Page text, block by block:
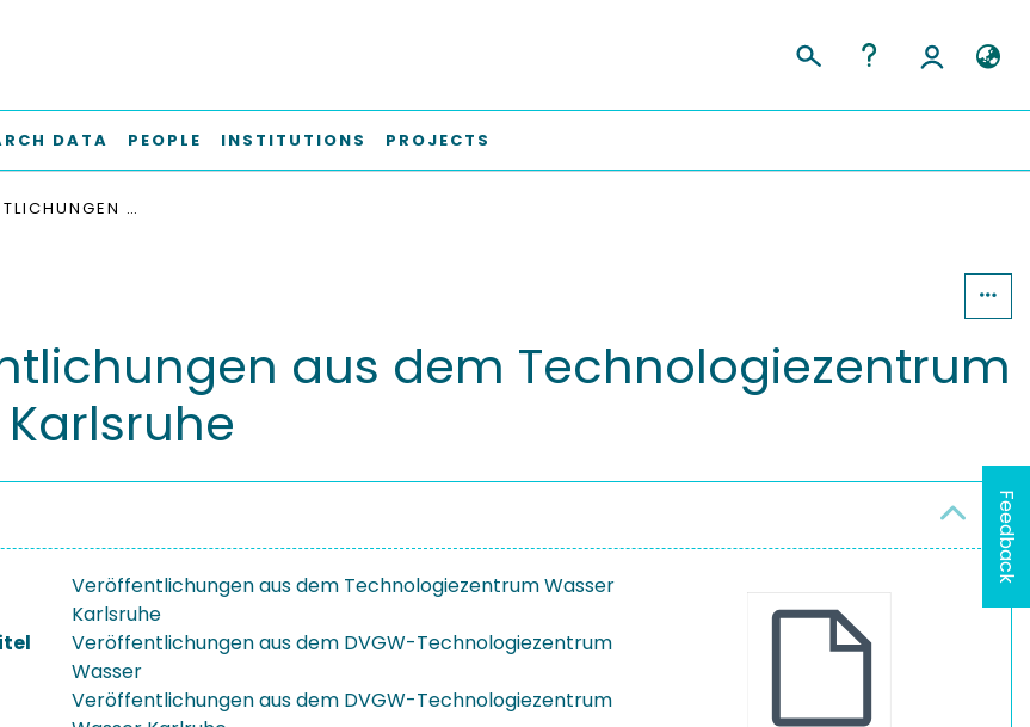
DATA PEOPLE INSTITUTIONS PROJECTS
VERÖFFENTLICHUNGEN AUS DEM TECHNOLOGIEZENTRUM WASSER KARLSRUHE
aus dem Technologiezentrum
Veröffentlichungen aus dem Technologiezentrum Wasser
Karlsruhe
Veröffentlichungen aus dem DVGW-Technologiezentrum
Wasser
Veröffentlichungen aus dem DVGW-Technologiezentrum
Feedback